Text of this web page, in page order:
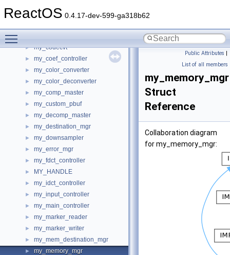
ReactOS 0.4.17-dev-599-ga318b62
► mxwriter_props_t
► my_codecvt
► my_coef_controller
► my_color_converter
► my_color_deconverter
► my_comp_master
► my_custom_pbuf
► my_decomp_master
► my_destination_mgr
► my_downsampler
► my_error_mgr
► my_fdct_controller
► MY_HANDLE
► my_idct_controller
► my_input_controller
► my_main_controller
► my_marker_reader
► my_marker_writer
► my_mem_destination_mgr
► my_memory_mgr
Public Attributes |
List of all members
my_memory_mgr
Struct
Reference
Collaboration diagram
for my_memory_mgr: